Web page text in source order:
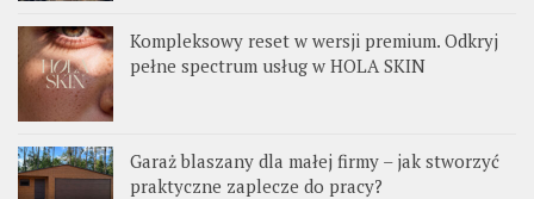
Kompleksowy reset w wersji premium. Odkryj
pełne spectrum usług w HOLA SKIN
Garaż blaszany dla małej firmy – jak stworzyć
praktyczne zaplecze do pracy?